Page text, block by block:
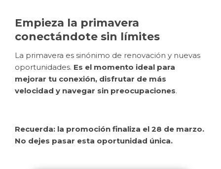
Empieza la primavera
conectándote sin límites
La primavera es sinónimo de renovación y nuevas
oportunidades. Es el momento ideal para
mejorar tu conexión, disfrutar de más
velocidad y navegar sin preocupaciones.
Recuerda: la promoción finaliza el 28 de marzo.
No dejes pasar esta oportunidad única.